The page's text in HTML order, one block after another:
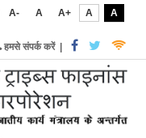
A- A A+ A
A
हमसे संपर्क करें|